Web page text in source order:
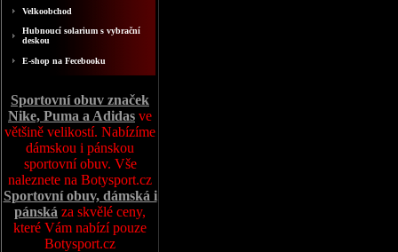
Velkoobchod
Hubnoucí solarium s vybrační
deskou
E-shop na Fecebooku
Sportovní obuv značek
Nike, Puma a Adidas ve
většině velikostí. Nabízíme
dámskou i pánskou
sportovní obuv. Vše
naleznete na Botysport.cz
Sportovní obuv, dámská i
pánská za skvělé ceny,
které Vám nabízí pouze
Botysport.cz